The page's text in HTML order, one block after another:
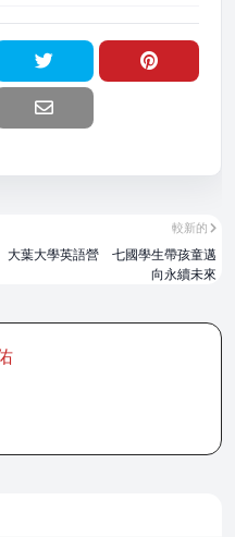
較新的
大葉大學英語營 七國學生帶孩童邁
向永續未來